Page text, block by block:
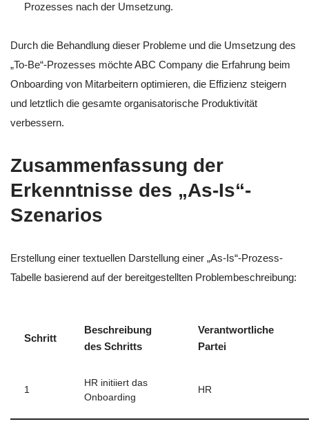
Prozesses nach der Umsetzung.
Durch die Behandlung dieser Probleme und die Umsetzung des
„To-Be“-Prozesses möchte ABC Company die Erfahrung beim
Onboarding von Mitarbeitern optimieren, die Effizienz steigern
und letztlich die gesamte organisatorische Produktivität
verbessern.
Zusammenfassung der
Erkenntnisse des „As-Is“-
Szenarios
Erstellung einer textuellen Darstellung einer „As-Is“-Prozess-
Tabelle basierend auf der bereitgestellten Problembeschreibung:
Schritt
Beschreibung
des Schritts
Verantwortliche
Partei
1
HR initiiert das
Onboarding
HR